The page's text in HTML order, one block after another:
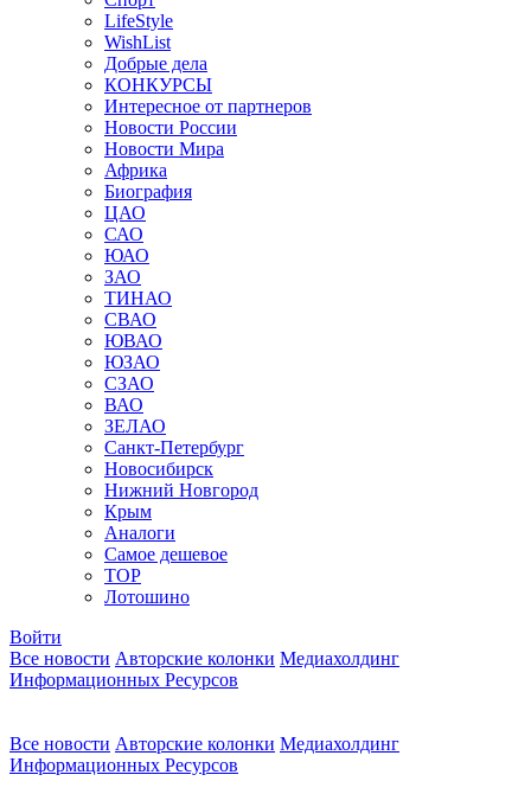
LifeStyle
WishList
Добрые дела
КОНКУРСЫ
Интересное от партнеров
Новости России
Новости Мира
Африка
Биография
ЦАО
САО
ЮАО
ЗАО
ТИНАО
СВАО
ЮВАО
ЮЗАО
СЗАО
ВАО
ЗЕЛАО
Санкт-Петербург
Новосибирск
Нижний Новгород
Крым
Аналоги
Самое дешевое
TOP
Лотошино
Войти
Все новости Авторские колонки Медиахолдинг
Информационных Ресурсов
Все новости Авторские колонки Медиахолдинг
Информационных Ресурсов